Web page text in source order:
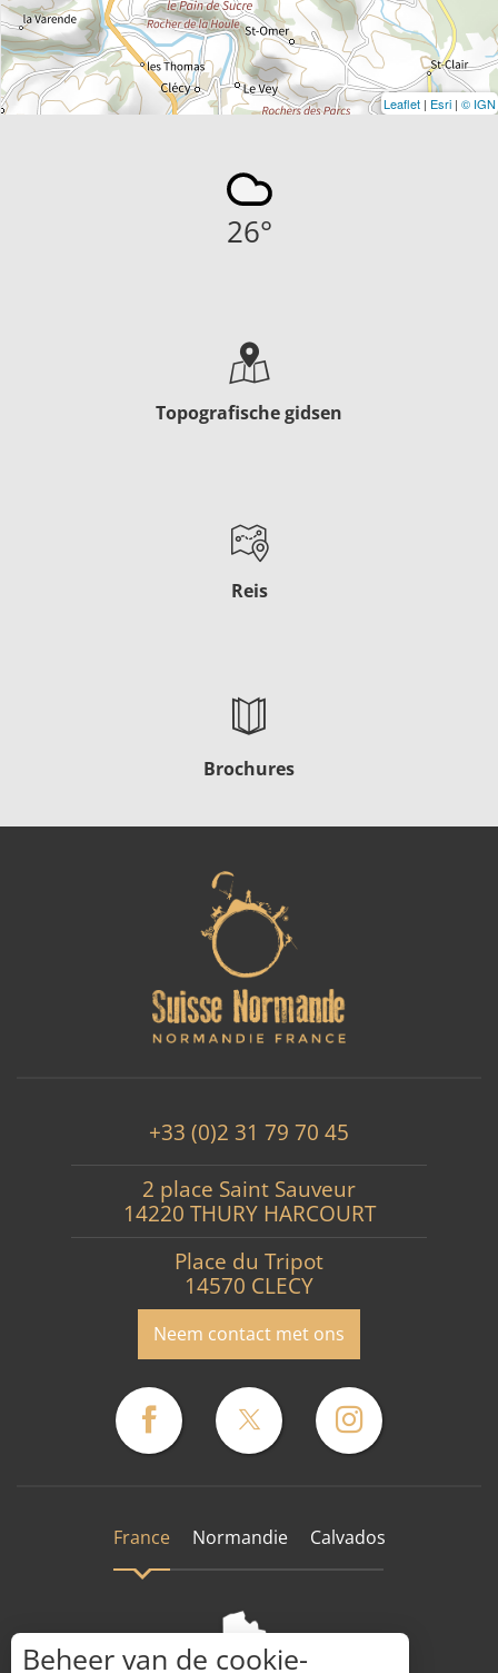
Leaflet | Esri | © IGN
26°
Topografische gidsen
Reis
Brochures
+33 (0)2 31 79 70 45
2 place Saint Sauveur
14220 THURY HARCOURT
Place du Tripot
14570 CLECY
Neem contact met ons
France Normandie Calvados
Beheer van de cookie-